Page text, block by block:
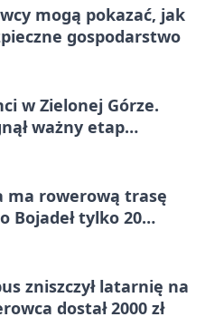
mogą pokazać, jak
gospodarstwo
w Zielonej Górze.
ważny etap
ma rowerową trasę
Bojadeł tylko 20
zniszczył latarnię na
dostał 2000 zł